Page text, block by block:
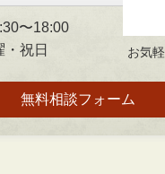
お気
〜18:00
祝日
無料相談フォーム